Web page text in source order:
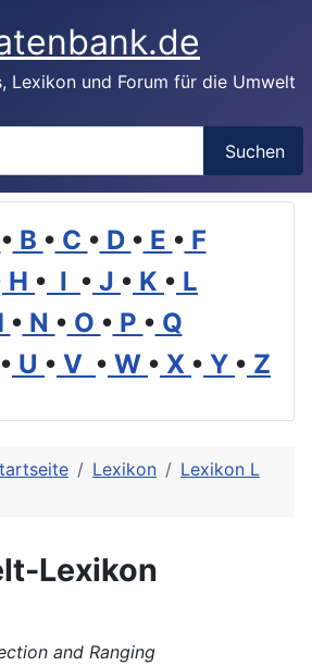
Lexikon und Forum für die Umwelt
Suchen
• B • C • D • E • F
H • I • J • K • L
• N • O • P • Q
• U • V • W • X • Y • Z
Lexikon
Lexikon L
Lexikon
and Ranging